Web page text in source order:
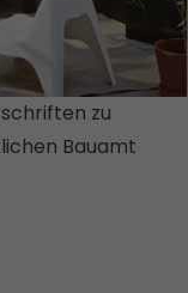
zu
Bauamt